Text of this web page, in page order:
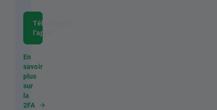
Télécharger
l’appli
En
savoir
plus
sur
la
2FA